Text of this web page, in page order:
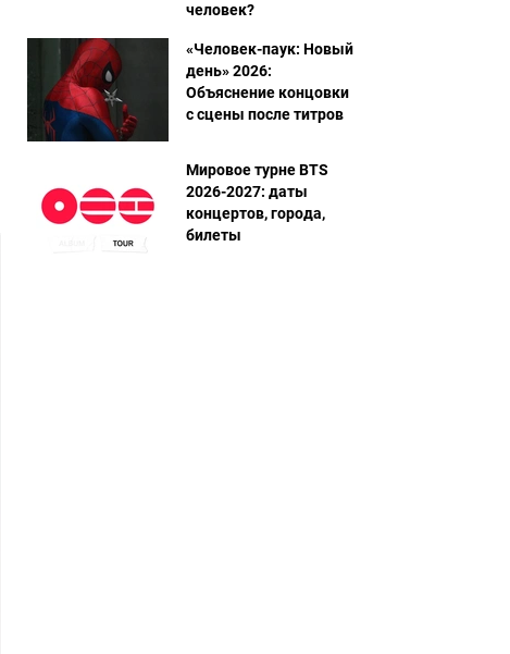
человек?
«Человек-паук: Новый
день» 2026:
Объяснение концовки
с сцены после титров
Мировое турне BTS
2026-2027: даты
концертов, города,
билеты